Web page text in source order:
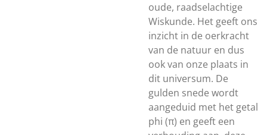
oude, raadselachtige
Wiskunde. Het geeft ons
inzicht in de oerkracht
van de natuur en dus
ook van onze plaats in
dit universum. De
gulden snede wordt
aangeduid met het getal
phi (π) en geeft een